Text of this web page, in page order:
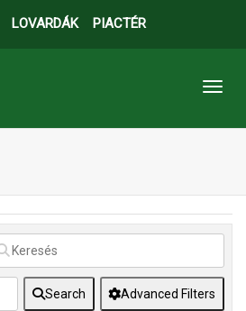
LOVARDÁK PIACTÉR
Search Advanced Filters